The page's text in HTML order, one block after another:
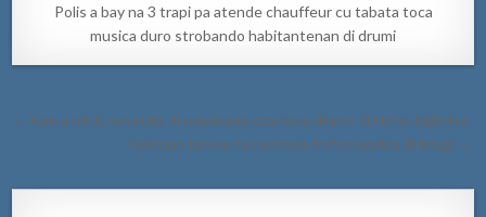
Polis a bay na 3 trapi pa atende chauffeur cu tabata toca
musica duro strobando habitantenan di drumi
Post
← Nan a hit & run auto di empleado staciona dilanti di Hotel highrise
Polisnan tambe ta controla trafico pariba di brug! →